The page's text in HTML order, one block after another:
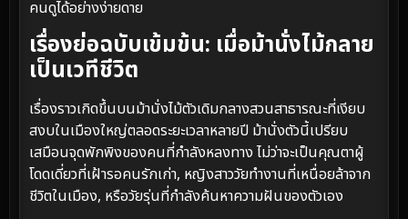
คนดูได้อย่างง่ายดาย
เรื่องย่อฉบับเข้มข้น: เมื่อม้านั่งไม้กลาย
เป็นเวทีชีวิต
เรื่องราวเกิดขึ้นบนม้านั่งไม้ตัวเดิมกลางสวนสาธารณะที่เงียบ
สงบในเมืองใหญ่ตลอดระยะเวลาหลายปี ม้านั่งตัวนี้เปรียบ
เสมือนจุดพักพิงของคนที่กำลังหลงทาง ไม่ว่าจะเป็นคุณตาผู้
โดดเดี่ยวที่เฝ้ารอคนรักเก่า, หญิงสาววัยทำงานที่เหนื่อยล้าจาก
ชีวิตในเมือง, หรือวัยรุ่นที่กำลังค้นหาความฝันของตัวเอง